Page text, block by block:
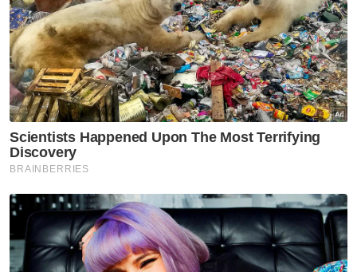
"Objektif utama projek ini adalah untuk
mengurangkan kawasan takungan banjir
yang menjadi punca utama limpahan air
setiap kali hujan lebat melanda," katanya.
hari!